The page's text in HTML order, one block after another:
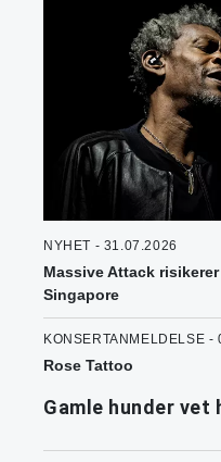
NYHET - 31.07.2026
Massive Attack
Singapore
KONSERTANMELDELSE -
Rose Tattoo
Gamle hunder vet